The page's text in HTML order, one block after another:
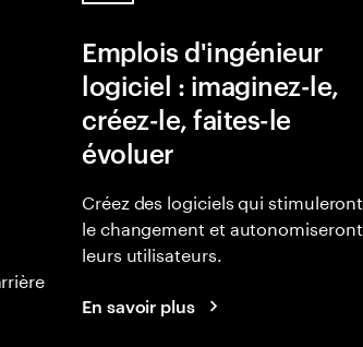
Emplois d'ingénieur
logiciel : imaginez-le,
créez-le, faites-le
évoluer
Créez des logiciels qui stimuleront
le changement et autonomiseront
leurs utilisateurs.
En savoir plus